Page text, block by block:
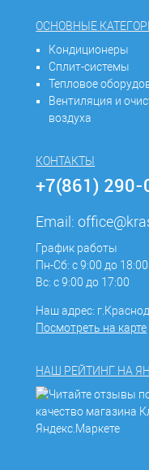
ОСНОВНЫЕ
Кондиционеры
Сплит-системы
Тепловое
Вентиляция и
воздуха
КОНТАКТЫ
+7(861)
Email:
График работы
Пн-Сб: с 9:00 до 18:00
Вс: с 9:00 до 17:00
Наш адрес:
Посмотреть на карте
НАШ РЕЙТИНГ НА